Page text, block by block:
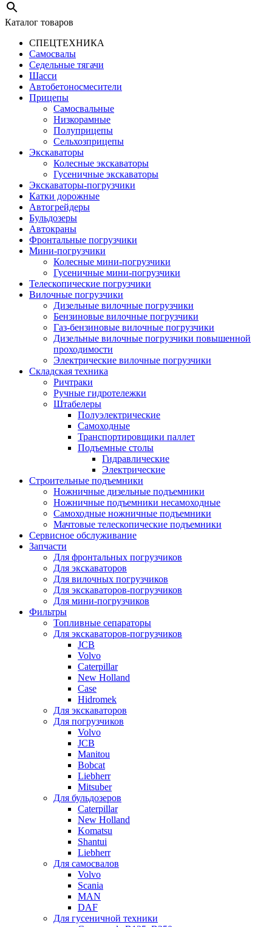
Каталог товаров
СПЕЦТЕХНИКА
Самосвалы
Седельные тягачи
Шасси
Автобетоно­смесители
Прицепы
Самосвальные
Низкорамные
Полуприцепы
Сельхозприцепы
Экскаваторы
Колесные экскаваторы
Гусеничные экскаваторы
Экскаваторы-погрузчики
Катки дорожные
Автогрейдеры
Бульдозеры
Автокраны
Фронтальные погрузчики
Мини-погрузчики
Колесные мини-погрузчики
Гусеничные мини-погрузчики
Телескопические погрузчики
Вилочные погрузчики
Дизельные вилочные погрузчики
Бензиновые вилочные погрузчики
Газ-бензиновые вилочные погрузчики
Дизельные вилочные погрузчики повышенной
проходимости
Электрические вилочные погрузчики
Складская техника
Ричтраки
Ручные гидротележки
Штабелеры
Полуэлектрические
Самоходные
Транспортировщики паллет
Подъемные столы
Гидравлические
Электрические
Строительные подъемники
Ножничные дизельные подъемники
Ножничные подъемники несамоходные
Самоходные ножничные подъемники
Мачтовые телескопические подъемники
Сервисное обслуживание
Запчасти
Для фронтальных погрузчиков
Для экскаваторов
Для вилочных погрузчиков
Для экскаваторов-погрузчиков
Для мини-погрузчиков
Фильтры
Топливные сепараторы
Для экскаваторов-погрузчиков
JCB
Volvo
Caterpillar
New Holland
Case
Hidromek
Для экскаваторов
Для погрузчиков
Volvo
JCB
Manitou
Bobcat
Liebherr
Mitsuber
Для бульдозеров
Caterpillar
New Holland
Komatsu
Shantui
Liebherr
Для самосвалов
Volvo
Scania
MAN
DAF
Для гусеничной техники